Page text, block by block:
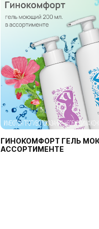
ГИНОКОМФОРТ ГЕЛЬ
АССОРТИМЕНТЕ